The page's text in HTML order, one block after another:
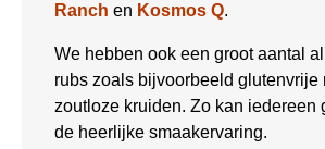
Ranch en Kosmos Q.
We hebben ook een groot aantal
rubs zoals bijvoorbeeld glutenvrije
zoutloze kruiden. Zo kan iedereen
de heerlijke smaakervaring.